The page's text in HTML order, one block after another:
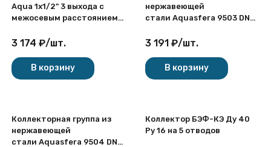
Aqua 1х1/2" 3 выхода с
межосевым расстоянием
3 174 ₽/шт.
В корзину
нержавеющей
стали Aquasfera 9503 DN
1"х3/4"х2, под евроконус с
дренажного крана,
резьбовая ВР-НР, 9503-01
3 191 ₽/шт.
В корзину
Коллекторная группа из
нержавеющей
стали Aquasfera 9504 DN
Коллектор БЭФ-КЭ Ду 40
Ру 16 на 5 отводов